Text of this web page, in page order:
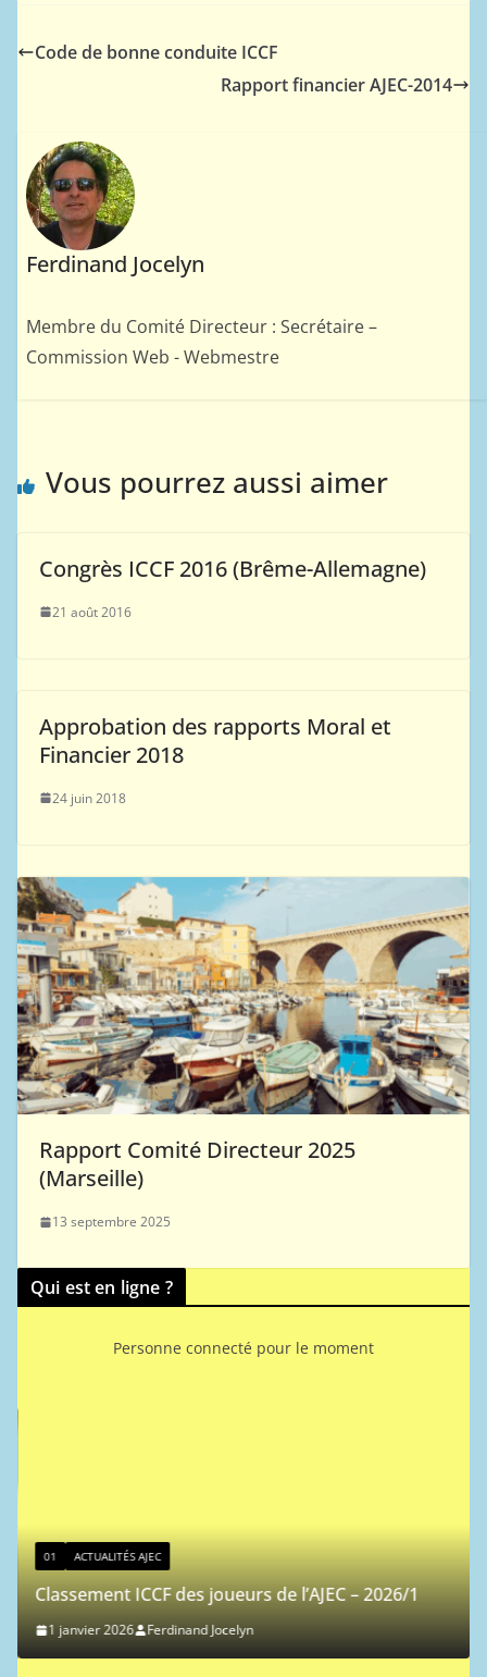
Code de bonne conduite ICCF
Rapport financier AJEC-2014
Ferdinand Jocelyn
Membre du Comité Directeur : Secrétaire –
Commission Web - Webmestre
Vous pourrez aussi aimer
Congrès ICCF 2016 (Brême-Allemagne)
21 août 2016
Approbation des rapports Moral et
Financier 2018
24 juin 2018
Rapport Comité Directeur 2025
(Marseille)
13 septembre 2025
Qui est en ligne ?
Personne connecté pour le moment
01 ACTUALITÉS AJEC
Classement ICCF des joueurs de l’AJEC – 2026/1
1 janvier 2026 Ferdinand Jocelyn